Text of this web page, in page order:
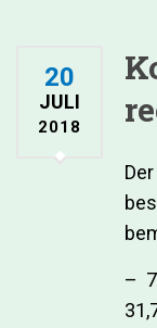
20
JULI
2018
–